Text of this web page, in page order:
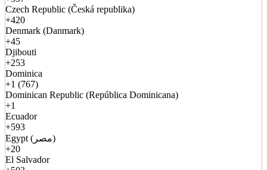
Czech Republic (Česká republika)
+420
Denmark (Danmark)
+45
Djibouti
+253
Dominica
+1 (767)
Dominican Republic (República Dominicana)
+1
Ecuador
+593
Egypt (مصر)
+20
El Salvador